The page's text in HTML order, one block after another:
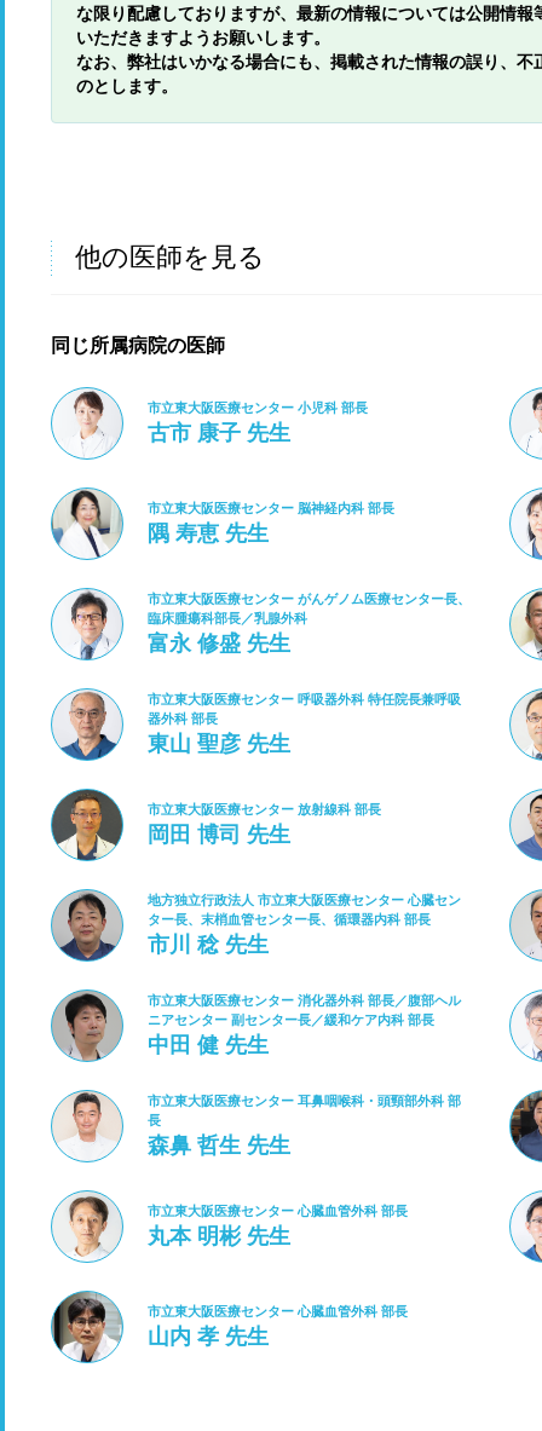
な限り配慮しておりますが、最新の情報については公開情
いただきますようお願いします。
なお、弊社はいかなる場合にも、掲載された情報の誤り、
のとします。
他の医師を見る
同じ所属病院の医師
市立東大阪医療センター 小児科 部長
古市 康子 先生
市立東大阪医療センター 脳神経内科 部長
隅 寿恵 先生
市立東大阪医療センター がんゲノム医療センター長、
臨床腫瘍科部長／乳腺外科
富永 修盛 先生
市立東大阪医療センター 呼吸器外科 特任院長兼呼吸
器外科 部長
東山 聖彦 先生
市立東大阪医療センター 放射線科 部長
岡田 博司 先生
地方独立行政法人 市立東大阪医療センター 心臓セン
ター長、末梢血管センター長、循環器内科 部長
市川 稔 先生
市立東大阪医療センター 消化器外科 部長／腹部ヘル
ニアセンター 副センター長／緩和ケア内科 部長
中田 健 先生
市立東大阪医療センター 耳鼻咽喉科・頭頸部外科 部
長
森鼻 哲生 先生
市立東大阪医療センター 心臓血管外科 部長
丸本 明彬 先生
市立東大阪医療センター 心臓血管外科 部長
山内 孝 先生